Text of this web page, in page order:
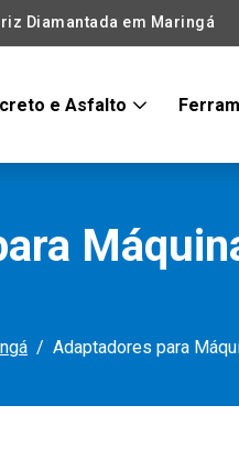
Diamantada em Maringá
e Asfalto
Adaptadores para